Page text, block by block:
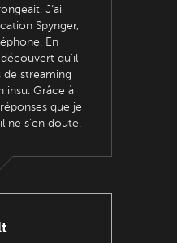
J’ai
Spynger,
En
qu’il
de streaming
insu. Grâce à
que je
ne s’en doute.